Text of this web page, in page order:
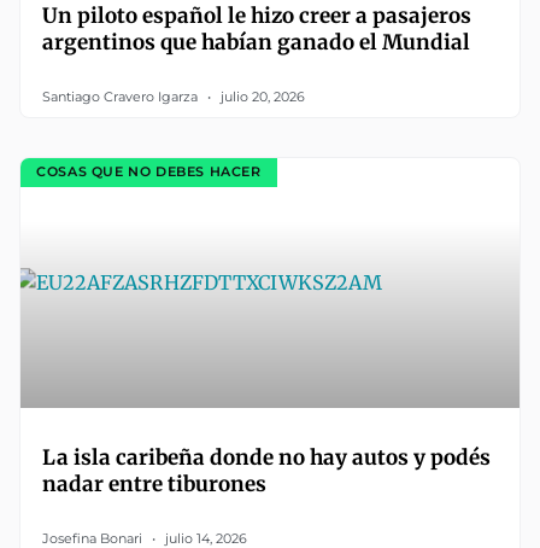
Un piloto español le hizo creer a pasajeros
argentinos que habían ganado el Mundial
Santiago Cravero Igarza julio 20, 2026
COSAS QUE NO DEBES HACER
La isla caribeña donde no hay autos y podés
nadar entre tiburones
Josefina Bonari julio 14, 2026